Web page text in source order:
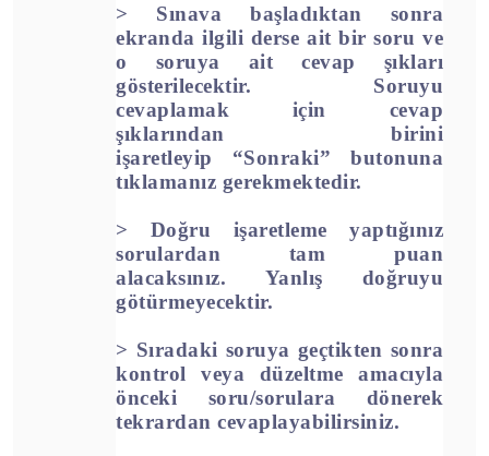
> Sınava başladıktan sonra
ekranda ilgili derse ait bir soru ve
o soruya ait cevap şıkları
gösterilecektir. Soruyu
cevaplamak için cevap
şıklarından birini
işaretleyip “Sonraki” butonuna
tıklamanız gerekmektedir.
> Doğru işaretleme yaptığınız
sorulardan tam puan
alacaksınız. Yanlış doğruyu
götürmeyecektir.
> Sıradaki soruya geçtikten sonra
kontrol veya düzeltme amacıyla
önceki
soru/sorulara dönerek
tekrardan cevaplayabilirsiniz.